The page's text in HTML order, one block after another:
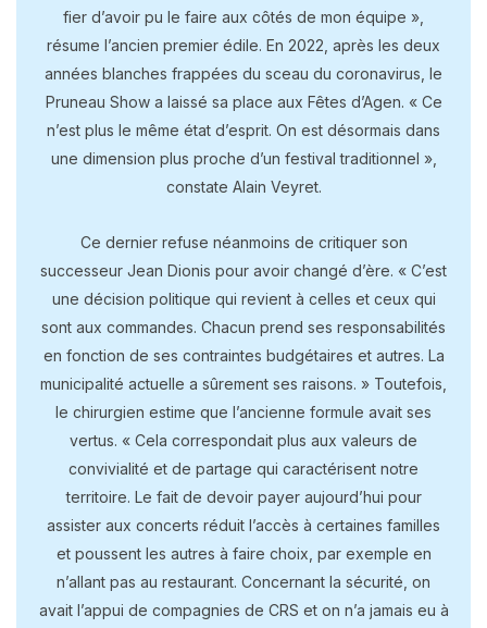
fier d’avoir pu le faire aux côtés de mon équipe »,
résume l’ancien premier édile. En 2022, après les deux
années blanches frappées du sceau du coronavirus, le
Pruneau Show a laissé sa place aux Fêtes d’Agen. « Ce
n’est plus le même état d’esprit. On est désormais dans
une dimension plus proche d’un festival traditionnel »,
constate Alain Veyret.
Ce dernier refuse néanmoins de critiquer son
successeur Jean Dionis pour avoir changé d’ère. « C’est
une décision politique qui revient à celles et ceux qui
sont aux commandes. Chacun prend ses responsabilités
en fonction de ses contraintes budgétaires et autres. La
municipalité actuelle a sûrement ses raisons. » Toutefois,
le chirurgien estime que l’ancienne formule avait ses
vertus. « Cela correspondait plus aux valeurs de
convivialité et de partage qui caractérisent notre
territoire. Le fait de devoir payer aujourd’hui pour
assister aux concerts réduit l’accès à certaines familles
et poussent les autres à faire choix, par exemple en
n’allant pas au restaurant. Concernant la sécurité, on
avait l’appui de compagnies de CRS et on n’a jamais eu à